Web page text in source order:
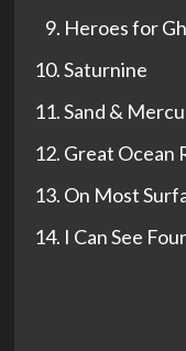
Heroes for
Saturnine
Sand &
Great Ocean
On Most
I Can See